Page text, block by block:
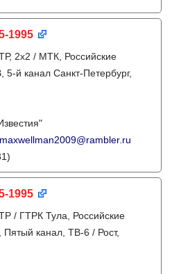
1995
2х2 / МТК, Российские
5-й канал Санкт-Петербург,
maxwellman2009@rambler.ru
1995
/ ГТРК Тула, Российские
канал, ТВ-6 / Рост,